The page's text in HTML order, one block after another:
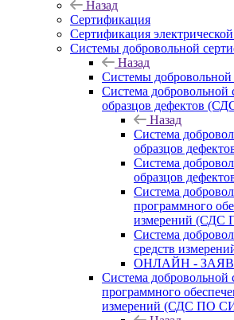
Назад
Сертификация
Сертификация
Системы добровольной
Назад
Системы
Система добровольной
образцов дефектов
Назад
Система
образцов
Система
образцов
Система
программного
измерений
Система
средств
ОНЛАЙН -
Система добровольной
программного
измерений (СДС ПО